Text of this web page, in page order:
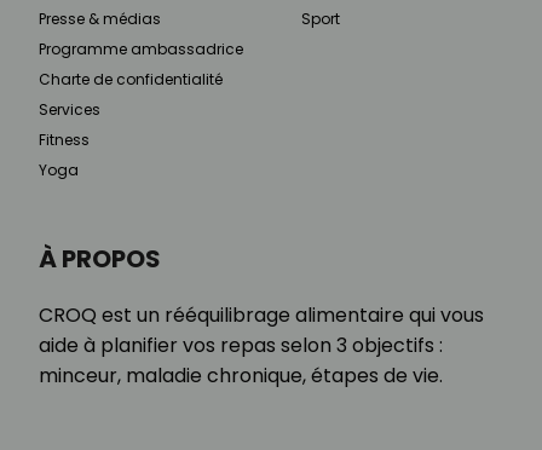
À PROPOS
CROQ est un rééquilibrage alimentaire qui vous
aide à planifier vos repas selon 3 objectifs :
minceur, maladie chronique, étapes de vie.
Presse & médias
Programme ambassadrice
Charte de confidentialité
Services
Fitness
Yoga
Sport